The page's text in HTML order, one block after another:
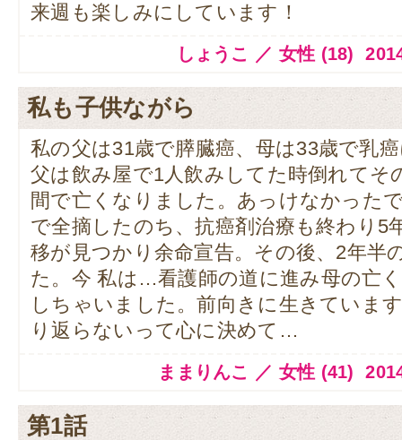
来週も楽しみにしています！
しょうこ ／ 女性 (18)
私も子供ながら
私の父は31歳で膵臓癌、母は33歳で乳
父は飲み屋で1人飲みしてた時倒れてそ
間で亡くなりました。あっけなかった
で全摘したのち、抗癌剤治療も終わり5
移が見つかり余命宣告。その後、2年半
た。今 私は…看護師の道に進み母の亡
しちゃいました。前向きに生きていま
り返らないって心に決めて…
ままりんこ ／ 女性 (41)
第1話